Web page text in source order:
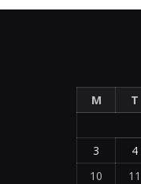
M
T
3
4
10
11